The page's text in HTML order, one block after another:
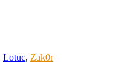
Lotuc, Zak0r